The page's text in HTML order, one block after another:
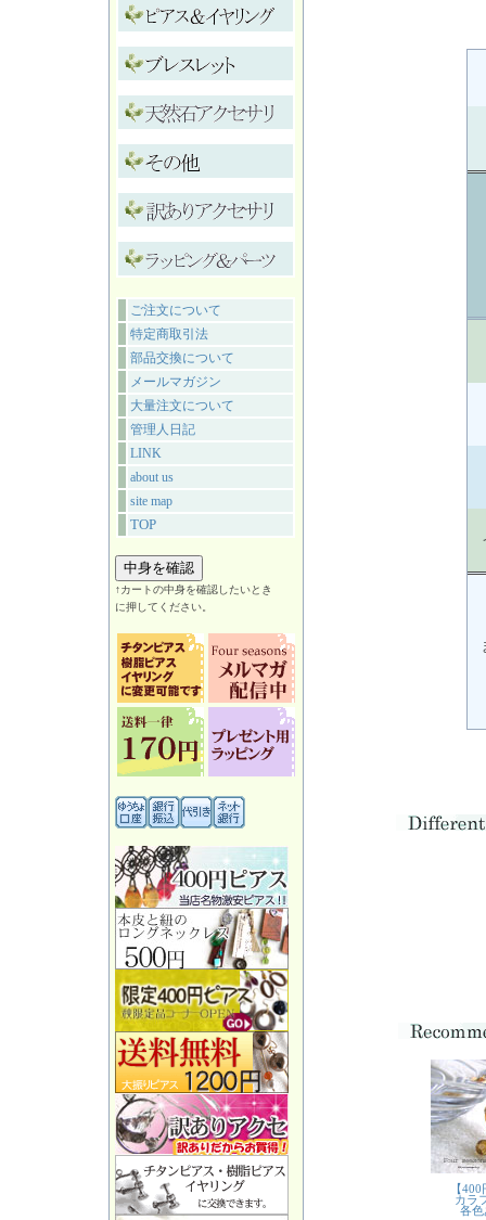
ご注文について
特定商取引法
部品交換について
メールマガジン
大量注文について
管理人日記
LINK
about us
site map
TOP
↑カートの中身を確認したいとき
に押してください。